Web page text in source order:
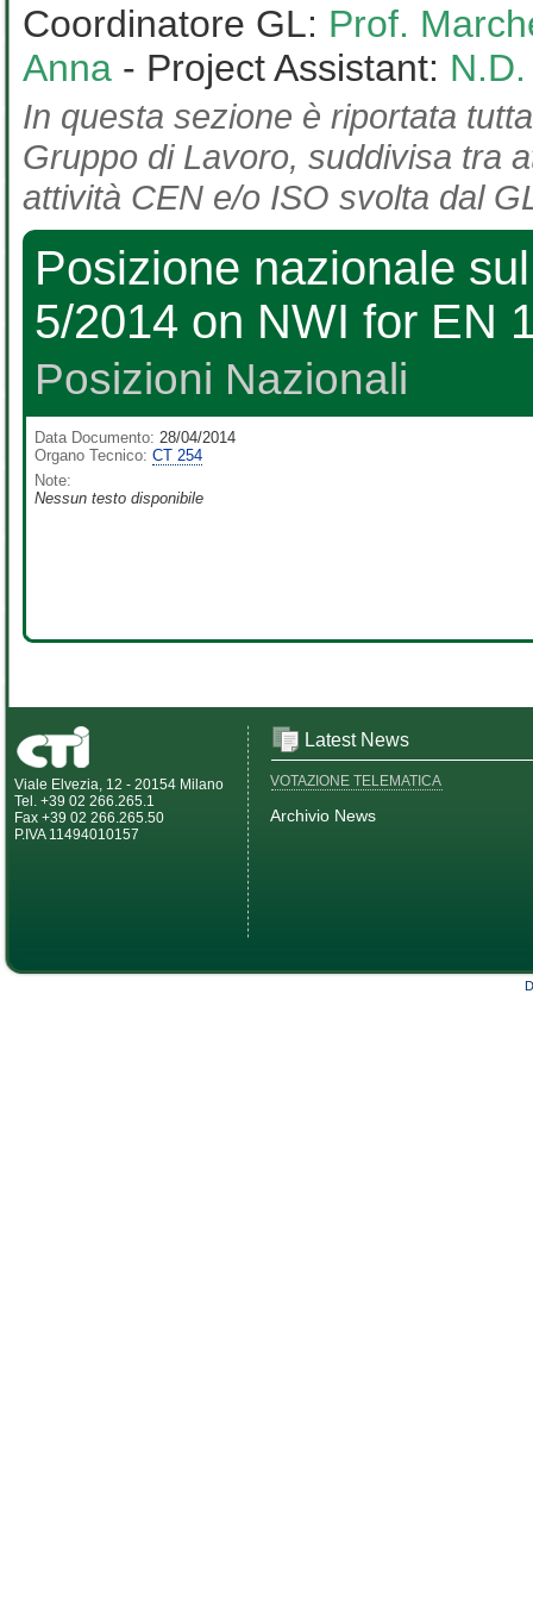
Coordinatore GL: Prof.
Anna - Project Assistant: N.D.
In questa sezione è riportata
Gruppo di Lavoro, suddivisa tra
attività CEN e/o ISO svolta dal
Posizione nazionale
5/2014 on NWI for EN
Posizioni Nazionali
Data Documento: 28/04/2014
Organo Tecnico: CT 254
Note:
Nessun testo disponibile
Viale Elvezia, 12 - 20154 Milano
Tel. +39 02 266.265.1
Fax +39 02 266.265.50
P.IVA 11494010157
Latest News
VOTAZIONE TELEMATICA
Archivio News